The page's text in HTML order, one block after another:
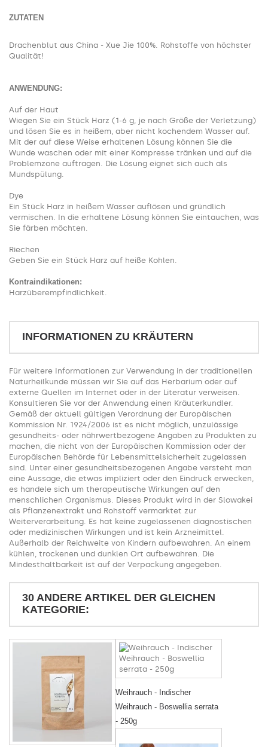
ZUTATEN
Drachenblut aus China - Xue Jie 100%. Rohstoffe von höchster
Qualität!
ANWENDUNG:
Auf der Haut
Wiegen Sie ein Stück Harz (1-6 g, je nach Größe der Verletzung)
und lösen Sie es in heißem, aber nicht kochendem Wasser auf.
Mit der auf diese Weise erhaltenen Lösung können Sie die
Wunde waschen oder mit einer Kompresse tränken und auf die
Problemzone auftragen. Die Lösung eignet sich auch als
Mundspülung.
Dye
Ein Stück Harz in heißem Wasser auflösen und gründlich
vermischen. In die erhaltene Lösung können Sie eintauchen, was
Sie färben möchten.
Riechen
Geben Sie ein Stück Harz auf heiße Kohlen.
Kontraindikationen:
Harzüberempfindlichkeit.
INFORMATIONEN ZU KRÄUTERN
Für weitere Informationen zur Verwendung in der traditionellen
Naturheilkunde müssen wir Sie auf das Herbarium oder auf
externe Quellen im Internet oder in der Literatur verweisen.
Konsultieren Sie vor der Anwendung einen Kräuterkundler.
Gemäß der aktuell gültigen Verordnung der Europäischen
Kommission Nr. 1924/2006 ist es nicht möglich, unzulässige
gesundheits- oder nährwertbezogene Angaben zu Produkten zu
machen, die nicht von der Europäischen Kommission oder der
Europäischen Behörde für Lebensmittelsicherheit zugelassen
sind. Unter einer gesundheitsbezogenen Angabe versteht man
eine Aussage, die etwas impliziert oder den Eindruck erwecken,
es handele sich um therapeutische Wirkungen auf den
menschlichen Organismus. Dieses Produkt wird in der Slowakei
als Pflanzenextrakt und Rohstoff vermarktet zur
Weiterverarbeitung. Es hat keine zugelassenen diagnostischen
oder medizinischen Wirkungen und ist kein Arzneimittel.
Außerhalb der Reichweite von Kindern aufbewahren. An einem
kühlen, trockenen und dunklen Ort aufbewahren. Die
Mindesthaltbarkeit ist auf der Verpackung angegeben.
30 ANDERE ARTIKEL DER GLEICHEN
KATEGORIE:
Weihrauch - Indischer
Weihrauch - Boswellia serrata
- 250g